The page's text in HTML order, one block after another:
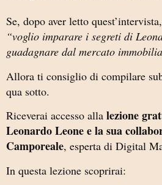
Se, dopo aver letto
“voglio imparare i segreti di
guadagnare dal mercato
Allora ti consiglio di compilare
qua sotto.
Riceverai accesso alla lezione
Leonardo Leone e la sua
Camporeale, esperta di Digital
In questa lezione scoprirai: